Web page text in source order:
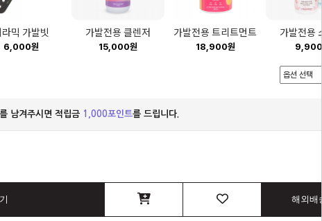
믹 가발빗
6,000원
가발전용 클렌저
15,000원
가발전용 트리트먼트
18,900원
가발전용
9,900
남겨주시면 적립금 1,000포인트를 드립니다.
해외배